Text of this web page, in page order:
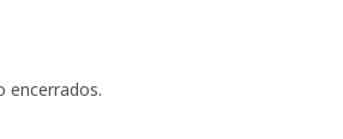
encerrados.